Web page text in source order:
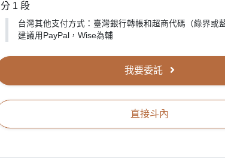
分 1 段
台灣其他支付方式：臺灣銀行轉帳和超商代碼（綠界或
建議用PayPal，Wise為輔
我要委託
直接斗內